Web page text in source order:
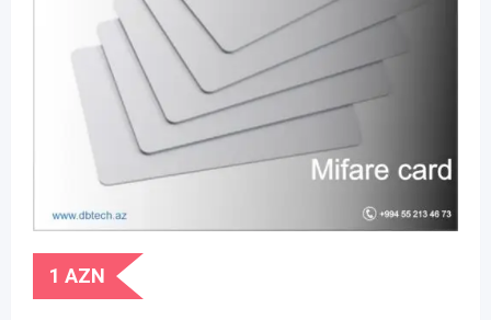
1 AZN